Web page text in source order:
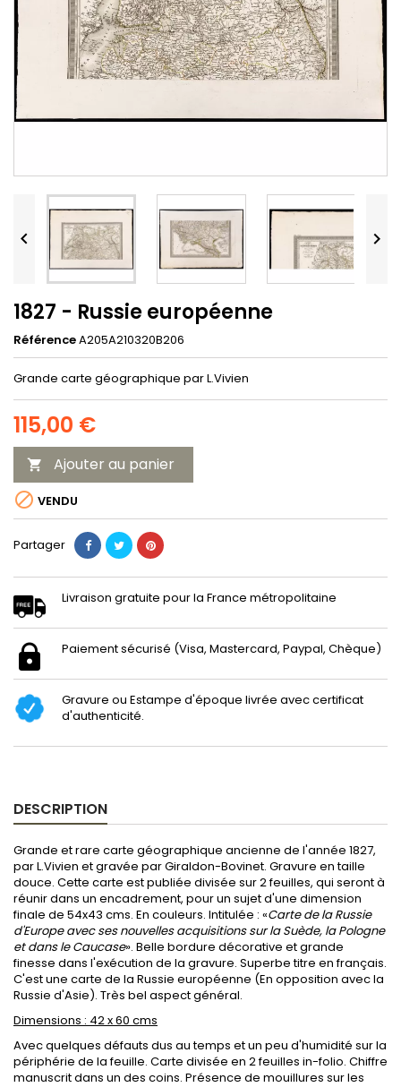
 
1827 - Russie européenne
RéférenceA205A210320B206
Grande carte géographique par L.Vivien
115,00 €
 Ajouter au panier
 VENDU
Partager
Livraison gratuite pour la France métropolitaine
Paiement sécurisé (Visa, Mastercard, Paypal, Chèque)
Gravure ou Estampe d'époque livrée avec certificat
d'authenticité.
DESCRIPTION
Grande et rare carte géographique ancienne de l'année 1827,
par L.Vivien et gravée par Giraldon-Bovinet. Gravure en taille
douce. Cette carte est publiée divisée sur 2 feuilles, qui seront à
réunir dans un encadrement, pour un sujet d'une dimension
finale de 54x43 cms. En couleurs. Intitulée : «Carte de la Russie
d'Europe avec ses nouvelles acquisitions sur la Suède, la Pologne
et dans le Caucase». Belle bordure décorative et grande
finesse dans l'exécution de la gravure. Superbe titre en français.
C'est une carte de la Russie européenne (En opposition avec la
Russie d'Asie). Très bel aspect général.
Dimensions : 42 x 60 cms
Avec quelques défauts dus au temps et un peu d'humidité sur la
périphérie de la feuille. Carte divisée en 2 feuilles in-folio. Chiffre
manuscrit dans un des coins. Présence de mouillures sur les